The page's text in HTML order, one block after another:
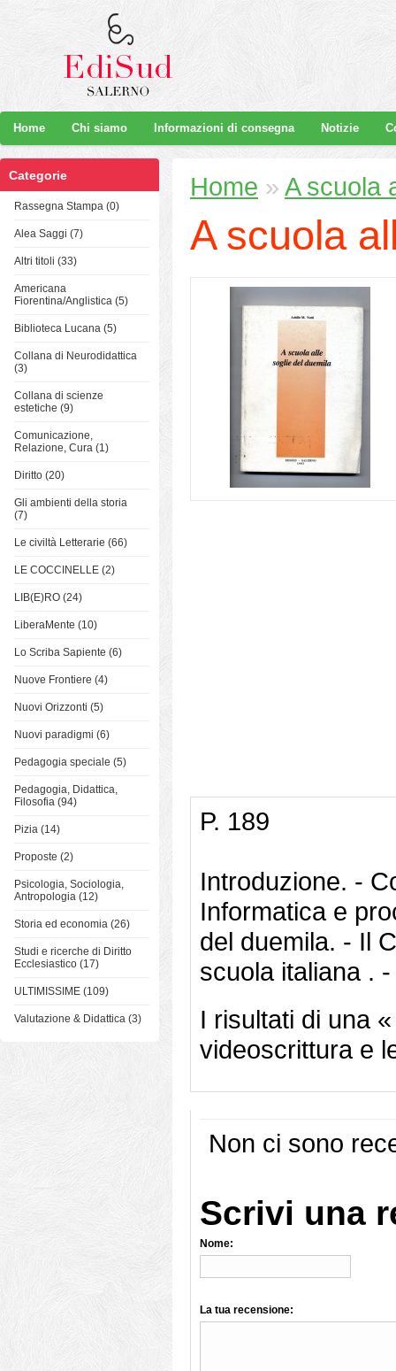
Home Chi siamo Informazioni di consegna Notizie
Categorie
Rassegna Stampa (0)
Alea Saggi (7)
Altri titoli (33)
Americana
Fiorentina/Anglistica (5)
Biblioteca Lucana (5)
Collana di Neurodidattica
(3)
Collana di scienze
estetiche (9)
Comunicazione,
Relazione, Cura (1)
Diritto (20)
Gli ambienti della storia
(7)
Le civiltà Letterarie (66)
LE COCCINELLE (2)
LIB(E)RO (24)
LiberaMente (10)
Lo Scriba Sapiente (6)
Nuove Frontiere (4)
Nuovi Orizzonti (5)
Nuovi paradigmi (6)
Pedagogia speciale (5)
Pedagogia, Didattica,
Filosofia (94)
Pizia (14)
Proposte (2)
Psicologia, Sociologia,
Antropologia (12)
Storia ed economia (26)
Studi e ricerche di Diritto
Ecclesiastico (17)
ULTIMISSIME (109)
Valutazione & Didattica (3)
Home » A scuola
A scuola
P. 189
Introduzione. -
Informatica e
del duemila. - Il
scuola italiana .
I risultati di una
videoscrittura e
Non ci sono
Scrivi una
Nome:
La tua recensione: